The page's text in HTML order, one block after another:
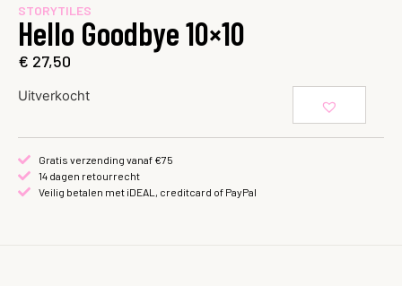
STORYTILES
Hello Goodbye 10×10
€ 27,50
Uitverkocht
Gratis verzending vanaf €75
14 dagen retourrecht
Veilig betalen met iDEAL, creditcard of PayPal